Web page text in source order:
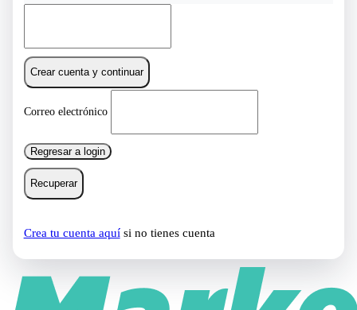
Crear cuenta y continuar
Correo electrónico
Regresar a login
Recuperar
Crea tu cuenta aquísi no tienes cuenta